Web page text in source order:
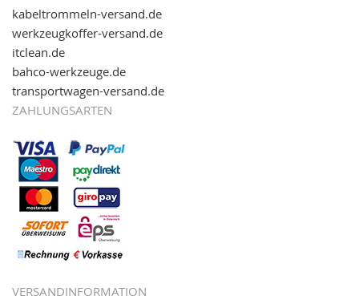
kabeltrommeln-versand.de
werkzeugkoffer-versand.de
itclean.de
bahco-werkzeuge.de
transportwagen-versand.de
ZAHLUNGSARTEN
VERSANDINFORMATION